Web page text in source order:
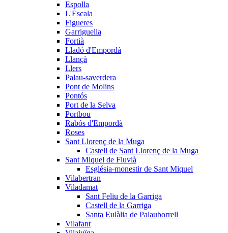
Espolla
L'Escala
Figueres
Garriguella
Fortià
Lladó d'Empordà
Llançà
Llers
Palau-saverdera
Pont de Molins
Pontós
Port de la Selva
Portbou
Rabós d'Empordà
Roses
Sant Llorenç de la Muga
Castell de Sant Llorenç de la Muga
Sant Miquel de Fluvià
Església-monestir de Sant Miquel
Vilabertran
Viladamat
Sant Feliu de la Garriga
Castell de la Garriga
Santa Eulàlia de Palauborrell
Vilafant